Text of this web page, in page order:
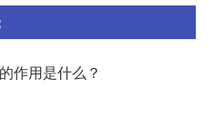
作用是什么？